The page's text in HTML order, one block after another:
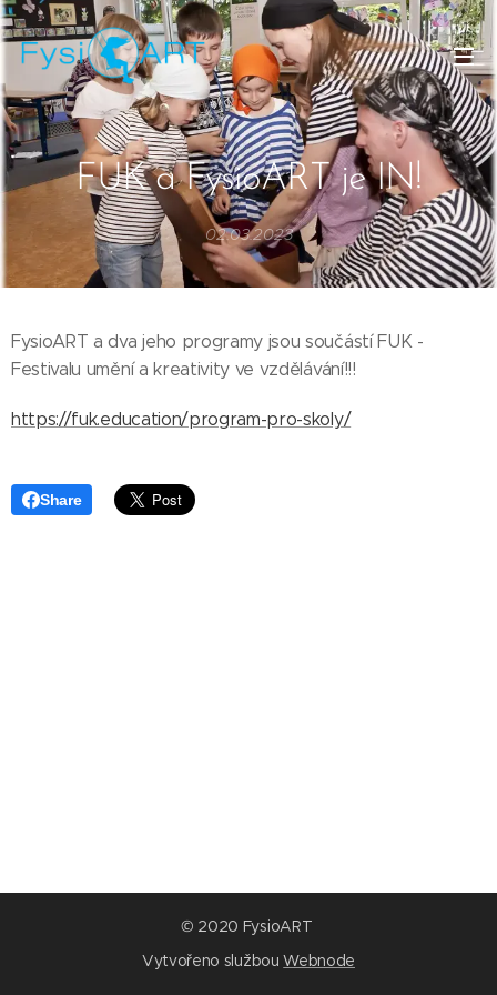
FUK a FysioART je IN!
02.03.2023
FysioART a dva jeho programy jsou součástí FUK -
Festivalu umění a kreativity ve vzdělávání!!!
https://fuk.education/program-pro-skoly/
Share
© 2020 FysioART
Vytvořeno službouWebnode